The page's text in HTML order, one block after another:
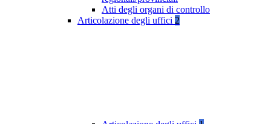
Atti degli organi di controllo
Articolazione degli uffici 2